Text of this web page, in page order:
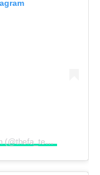
A post shared by FattahAminTeam (@thefa_team)